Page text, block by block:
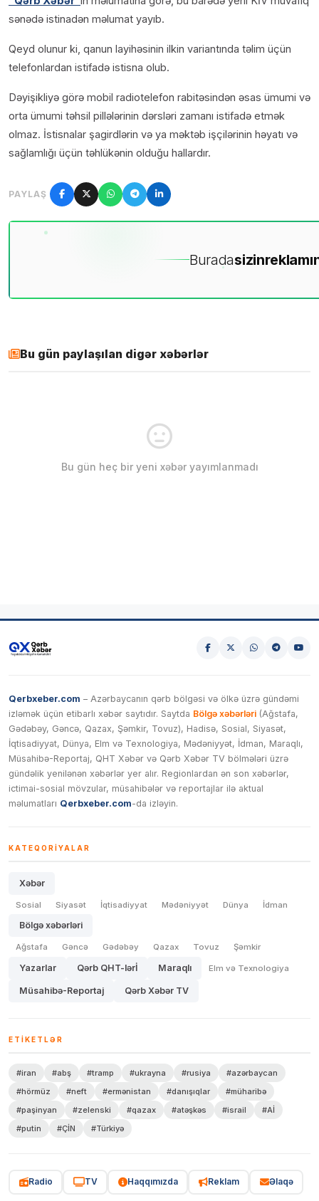
sənədə istinadən məlumat yayıb.
Qeyd olunur ki, qanun layihəsinin ilkin variantında təlim üçün
telefonlardan istifadə istisna olub.
Dəyişikliyə görə mobil radiotelefon rabitəsindən əsas ümumi və
orta ümumi təhsil pillələrinin dərsləri zamanı istifadə etmək
olmaz. İstisnalar şagirdlərin və ya məktəb işçilərinin həyatı və
sağlamlığı üçün təhlükənin olduğu hallardır.
PAYLAŞ
Buradasizin
Bu gün paylaşılan digər xəbərlər
Bu gün heç bir yeni xəbər yayımlanmadı
Qerbxeber.com – Azərbaycanın qərb bölgəsi və ölkə üzrə gündəmi
izləmək üçün etibarlı xəbər saytıdır. Saytda Bölgə xəbərləri (Ağstafa,
Gədəbəy, Gəncə, Qazax, Şəmkir, Tovuz), Hadisə, Sosial, Siyasət,
İqtisadiyyat, Dünya, Elm və Texnologiya, Mədəniyyət, İdman, Maraqlı,
Müsahibə-Reportaj, QHT Xəbər və Qərb Xəbər TV bölmələri üzrə
gündəlik yenilənən xəbərlər yer alır. Regionlardan ən son xəbərlər,
ictimai-sosial mövzular, müsahibələr və reportajlar ilə aktual
məlumatları Qerbxeber.com-da izləyin.
KATEQORIYALAR
Xəbər
Sosial Siyasət İqtisadiyyat Mədəniyyət Dünya İdman
Bölgə xəbərləri
Ağstafa Gəncə Gədəbəy Qazax Tovuz Şəmkir
Yazarlar Qərb QHT-lərİ Maraqlı Elm və Texnologiya
Müsahibə-Reportaj Qərb Xəbər TV
ETIKETLƏR
#iran #abş #tramp #ukrayna #rusiya
#azərbaycan
#hörmüz
#neft #ermənistan #danışıqlar
#müharibə
#paşinyan
#zelenski #qazax #atəşkəs #israil
#Aİ
#putin
#ÇİN #Türkiyə
Radio TV Haqqımızda Reklam Əlaqə